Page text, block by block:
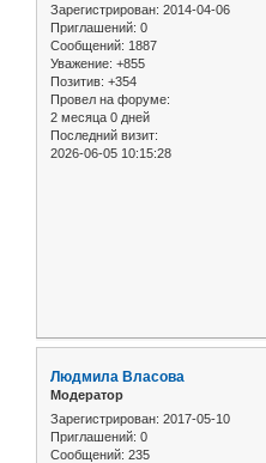
Зарегистрирован: 2014-04-06
Приглашений: 0
Сообщений: 1887
Уважение: +855
Позитив: +354
Провел на форуме:
2 месяца 0 дней
Последний визит:
2026-06-05 10:15:28
Людмила Власова
Модератор
Зарегистрирован: 2017-05-10
Приглашений: 0
Сообщений: 235